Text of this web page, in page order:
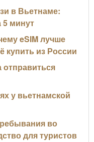
в Вьетнаме:
5 минут
eSIM лучше
купить из России
отправиться
у вьетнамской
во
для туристов